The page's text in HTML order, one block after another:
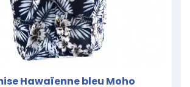
Hawaïenne bleu Moho